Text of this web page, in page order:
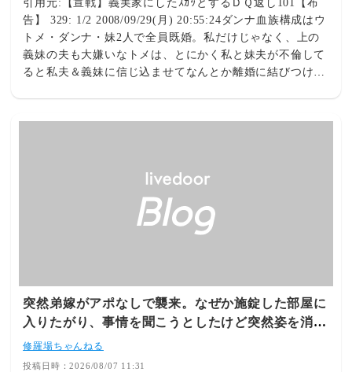
引用元:【宣戦】義実家にしたｽｶｯとするＤＱ返し101【布
告】 329: 1/2 2008/09/29(月) 20:55:24ダンナ血族構成はウ
トメ・ダンナ・妹2人で全員既婚。私だけじゃなく、上の
義妹の夫も大嫌いなトメは、とにかく私と妹夫が不倫して
ると私夫＆義妹に信じ込ませてなんとか離婚に結びつけた
突然弟嫁がアポなしで襲来。なぜか施錠した部屋に
入りたがり、事情を聞こうとしたけど突然姿を消し
た。何がしたかったの？気持ち悪い…あ、置物無く
なってる…→後日談にドン引き。
修羅場ちゃんねる
投稿日時：2026/08/07 11:31